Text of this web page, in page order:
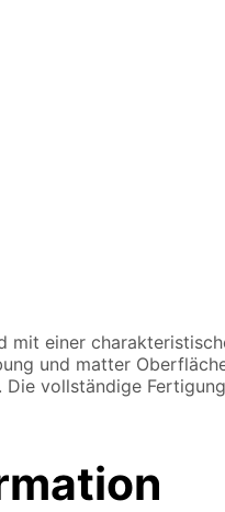
einer
und matter
Die vollständige